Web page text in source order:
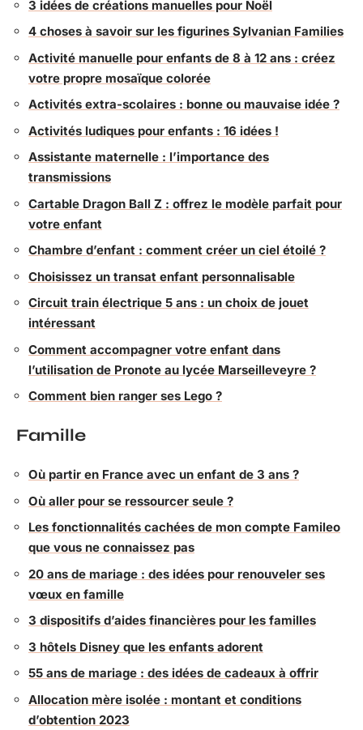
3 idées de créations manuelles pour Noël
4 choses à savoir sur les figurines Sylvanian Families
Activité manuelle pour enfants de 8 à 12 ans : créez
votre propre mosaïque colorée
Activités extra-scolaires : bonne ou mauvaise idée ?
Activités ludiques pour enfants : 16 idées !
Assistante maternelle : l’importance des
transmissions
Cartable Dragon Ball Z : offrez le modèle parfait pour
votre enfant
Chambre d’enfant : comment créer un ciel étoilé ?
Choisissez un transat enfant personnalisable
Circuit train électrique 5 ans : un choix de jouet
intéressant
Comment accompagner votre enfant dans
l’utilisation de Pronote au lycée Marseilleveyre ?
Comment bien ranger ses Lego ?
Famille
Où partir en France avec un enfant de 3 ans ?
Où aller pour se ressourcer seule ?
Les fonctionnalités cachées de mon compte Famileo
que vous ne connaissez pas
20 ans de mariage : des idées pour renouveler ses
vœux en famille
3 dispositifs d’aides financières pour les familles
3 hôtels Disney que les enfants adorent
55 ans de mariage : des idées de cadeaux à offrir
Allocation mère isolée : montant et conditions
d’obtention 2023